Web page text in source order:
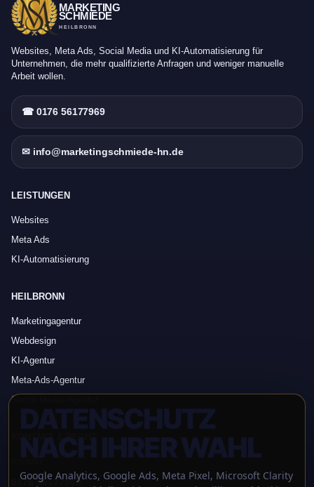
MARKETING
SCHMIEDE
HEILBRONN
Websites, Meta Ads, Social Media und KI-Automatisierung für
Unternehmen, die mehr qualifizierte Anfragen und weniger manuelle
Arbeit wollen.
☎ 0176 56177969
✉ info@marketingschmiede-hn.de
LEISTUNGEN
Websites
Meta Ads
KI-Automatisierung
HEILBRONN
Marketingagentur
Webdesign
KI-Agentur
Meta-Ads-Agentur
Social-Media-Agentur
KONTAKT & RECHT
0176 56177969
DATENSCHUTZ
NACH IHRER WAHL
Google Analytics, Google Ads, Meta Pixel, Microsoft Clarity